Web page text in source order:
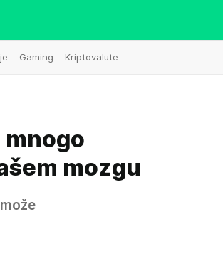
Gaming Kriptovalute
mnogo
mozgu